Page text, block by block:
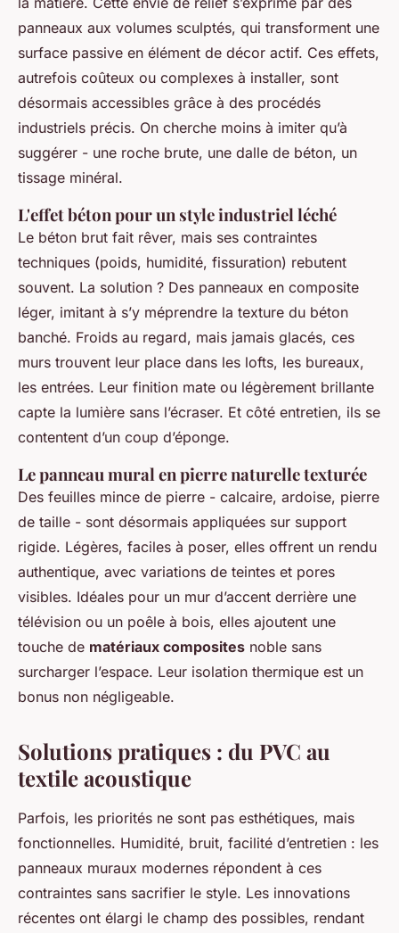
panneaux aux volumes sculptés, qui transforment une
surface passive en élément de décor actif. Ces effets,
autrefois coûteux ou complexes à installer, sont
désormais accessibles grâce à des procédés
industriels précis. On cherche moins à imiter qu’à
suggérer - une roche brute, une dalle de béton, un
tissage minéral.
L'effet béton pour un style industriel léché
Le béton brut fait rêver, mais ses contraintes
techniques (poids, humidité, fissuration) rebutent
souvent. La solution ? Des panneaux en composite
léger, imitant à s’y méprendre la texture du béton
banché. Froids au regard, mais jamais glacés, ces
murs trouvent leur place dans les lofts, les bureaux,
les entrées. Leur finition mate ou légèrement brillante
capte la lumière sans l’écraser. Et côté entretien, ils se
contentent d’un coup d’éponge.
Le panneau mural en pierre naturelle texturée
Des feuilles mince de pierre - calcaire, ardoise, pierre
de taille - sont désormais appliquées sur support
rigide. Légères, faciles à poser, elles offrent un rendu
authentique, avec variations de teintes et pores
visibles. Idéales pour un mur d’accent derrière une
télévision ou un poêle à bois, elles ajoutent une
touche de matériaux composites noble sans
surcharger l’espace. Leur isolation thermique est un
bonus non négligeable.
Solutions pratiques : du PVC au
textile acoustique
Parfois, les priorités ne sont pas esthétiques, mais
fonctionnelles. Humidité, bruit, facilité d’entretien : les
panneaux muraux modernes répondent à ces
contraintes sans sacrifier le style. Les innovations
récentes ont élargi le champ des possibles, rendant